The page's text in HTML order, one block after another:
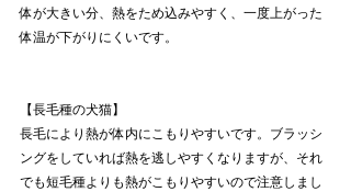
体が大きい分、熱をため込みやすく、一度上がった
体温が下がりにくいです。
【長毛種の犬猫】
長毛により熱が体内にこもりやすいです。ブラッシ
ングをしていれば熱を逃しやすくなりますが、それ
でも短毛種よりも熱がこもりやすいので注意しまし